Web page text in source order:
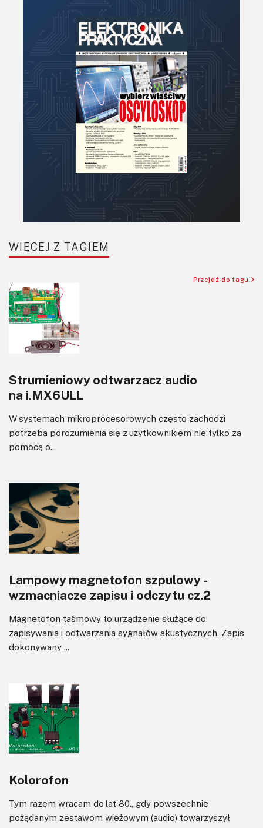
Optoelektronika
Podstawy elektroniki
Podzespoły bierne
Półprzewodniki
Pomiary i testy
Projektowanie
Sensory
Software
Sterowanie
Transformatory
Tranzystory
Wywiady
Wzmacniacze
Zasilanie
Felietony
WIĘCEJ Z TAGIEM
Przejdź do tagu
Strumieniowy odtwarzacz audio
na i.MX6ULL
W systemach mikroprocesorowych często zachodzi
potrzeba porozumienia się z użytkownikiem nie tylko za
pomocą o...
Lampowy magnetofon szpulowy -
wzmacniacze zapisu i odczytu cz.2
Magnetofon taśmowy to urządzenie służące do
zapisywania i odtwarzania sygnałów akustycznych. Zapis
dokonywany ...
Kolorofon
Tym razem wracam do lat 80., gdy powszechnie
pożądanym zestawom wieżowym (audio) towarzyszył